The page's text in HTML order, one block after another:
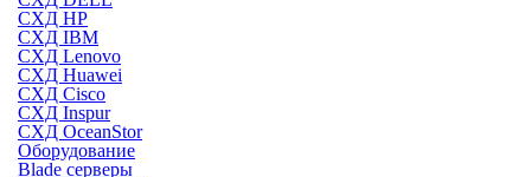
СХД HP
СХД IBM
СХД Lenovo
СХД Huawei
СХД Cisco
СХД Inspur
СХД OceanStor
Оборудование
Blade серверы